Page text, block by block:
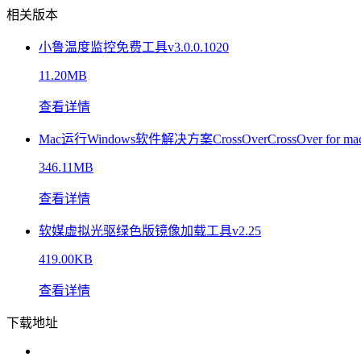
相关版本
小鲁温度监控免费工具v3.0.0.1020
11.20MB
查看详情
Mac运行Windows软件解决方案CrossOverCrossOver for
346.11MB
查看详情
软媒虚拟光驱绿色版镜像加载工具v2.25
419.00KB
查看详情
下载地址